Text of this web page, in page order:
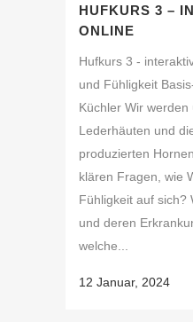
HUFKURS 3 –
ONLINE
Hufkurs 3 -
und Fühligkeit
Küchler Wir
Lederhäuten und
produzierten
klären Fragen, wie
Fühligkeit auf sich?
und deren
welche...
12 Januar, 2024